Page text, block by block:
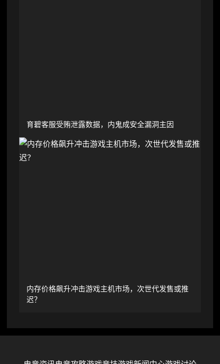
育碧客服受贿泄露数据，内鬼成安全漏洞主因
内存价格飙升冲击游戏主机市场，次世代发售或推
迟？